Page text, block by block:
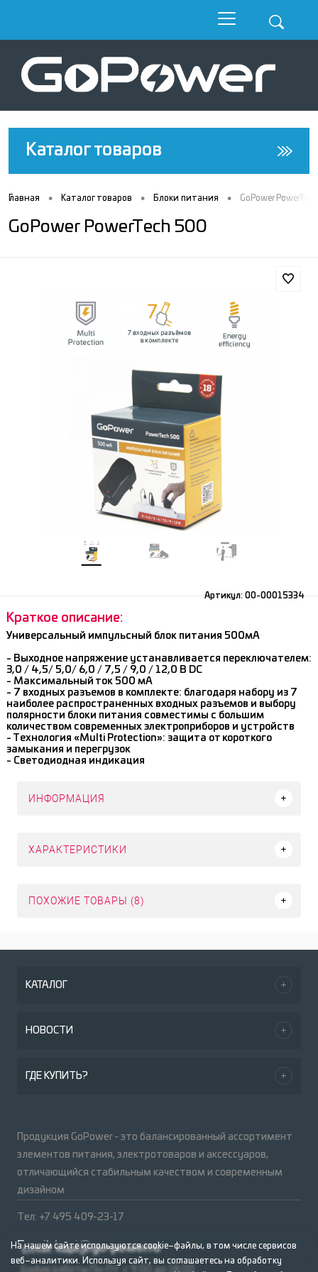
Каталог товаров
Главная • Каталог товаров • Блоки питания • GoPower
GoPower PowerTech 500
Артикул:00-00015334
Краткое описание:
Универсальный импульсный блок питания 500мА
- Выходное напряжение устанавливается переключателем:
3,0 / 4,5/ 5,0/ 6,0 / 7,5 / 9,0 / 12,0 В DC
- Максимальный ток 500 мА
- 7 входных разъемов в комплекте: благодаря набору из 7
наиболее распространенных входных разъемов и выбору
полярности блоки питания совместимы с большим
количеством современных электроприборов и устройств
- Технология «Multi Protection»: защита от короткого
замыкания и перегрузок
- Светодиодная индикация
ИНФОРМАЦИЯ
ХАРАКТЕРИСТИКИ
ПОХОЖИЕ ТОВАРЫ (8)
КАТАЛОГ
НОВОСТИ
ГДЕ КУПИТЬ?
Продукция GoPower - это балансированный ассортимент
элементов питания, электротоваров и аксессуаров,
отличающийся стабильным качеством и современным
дизайном
Тел: +7 495 409-23-17
Email:kupi@go-power.ru
График работы Пн-Пт: с 9:00 до 18:00
На нашем сайте используются cookie–файлы, в том числе сервисов
веб–аналитики. Используя сайт, вы соглашаетесь на обработку